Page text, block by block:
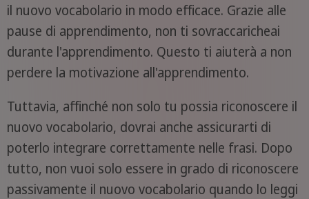
il nuovo vocabolario in modo efficace. Grazie alle
pause di apprendimento, non ti sovraccaricheai
durante l'apprendimento. Questo ti aiuterà a non
perdere la motivazione all'apprendimento.
Tuttavia, affinché non solo tu possia riconoscere il
nuovo vocabolario, dovrai anche assicurarti di
poterlo integrare correttamente nelle frasi. Dopo
tutto, non vuoi solo essere in grado di riconoscere
passivamente il nuovo vocabolario quando lo leggi